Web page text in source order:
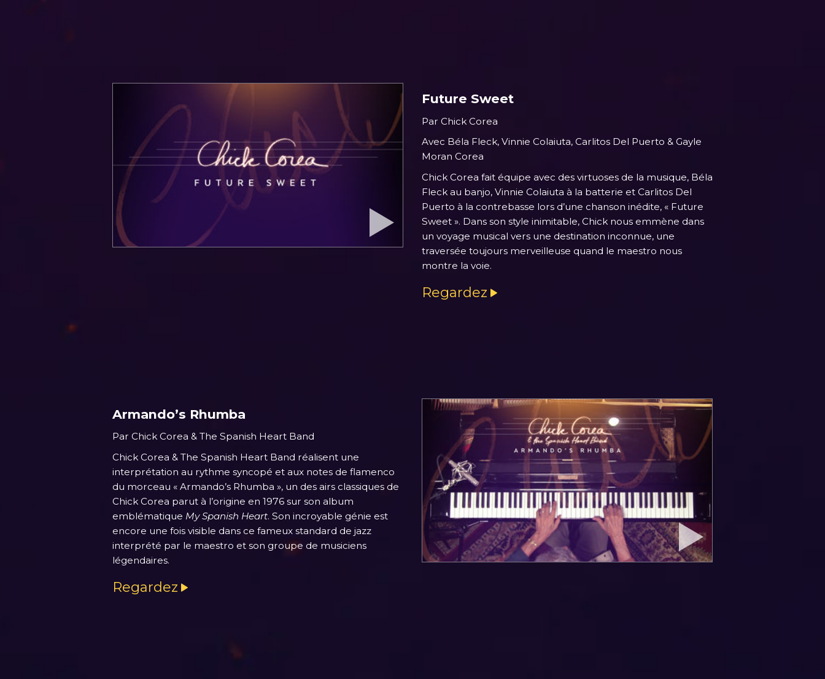
Future Sweet
Par Chick Corea
Avec Béla Fleck, Vinnie Colaiuta, Carlitos Del Puerto & Gayle
Moran Corea
Chick Corea fait équipe avec des virtuoses de la musique, Béla
Fleck au banjo, Vinnie Colaiuta à la batterie et Carlitos Del
Puerto à la contrebasse lors d’une chanson inédite, « Future
Sweet ». Dans son style inimitable, Chick nous emmène dans
un voyage musical vers une destination inconnue, une
traversée toujours merveilleuse quand le maestro nous
montre la voie.
Regardez
Armando’s Rhumba
Par Chick Corea & The Spanish Heart Band
Chick Corea & The Spanish Heart Band réalisent une
interprétation au rythme syncopé et aux notes de flamenco
du morceau « Armando’s Rhumba », un des airs classiques de
Chick Corea parut à l’origine en 1976 sur son album
emblématique My Spanish Heart. Son incroyable génie est
encore une fois visible dans ce fameux standard de jazz
interprété par le maestro et son groupe de musiciens
légendaires.
Regardez